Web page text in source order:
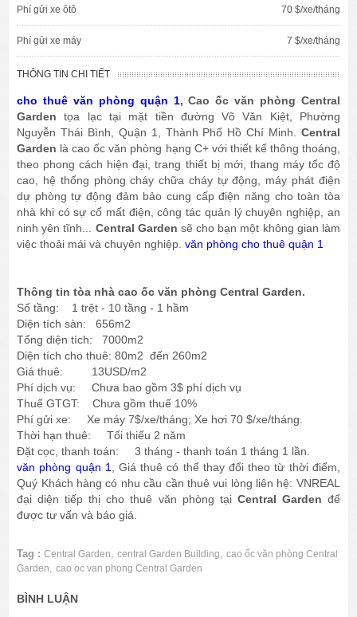
Phí gửi xe ôtô 70 $/xe/tháng
Phí gửi xe máy 7 $/xe/tháng
THÔNG TIN CHI TIẾT
cho thuê văn phòng quận 1, Cao ốc văn phòng Central
Garden tọa lạc tại mặt tiền đường Võ Văn Kiệt, Phường
Nguyễn Thái Bình, Quận 1, Thành Phố Hồ Chí Minh. Central
Garden là cao ốc văn phòng hạng C+ với thiết kế thông thoáng,
theo phong cách hiện đại, trang thiết bị mới, thang máy tốc độ
cao, hệ thống phòng cháy chữa cháy tự động, máy phát điện
dự phòng tự động đảm bảo cung cấp điện năng cho toàn tòa
nhà khi có sự cố mất điện, công tác quản lý chuyên nghiệp, an
ninh yên tĩnh... Central Garden sẽ cho bạn một không gian làm
việc thoải mái và chuyên nghiệp. văn phòng cho thuê quận 1
Thông tin tòa nhà cao ốc văn phòng Central Garden.
Số tầng: 1 trệt - 10 tầng - 1 hầm
Diện tích sàn: 656m2
Tổng diện tích: 7000m2
Diện tích cho thuê: 80m2 đến 260m2
Giá thuê: 13USD/m2
Phí dịch vụ: Chưa bao gồm 3$ phí dịch vụ
Thuế GTGT: Chưa gồm thuế 10%
Phí gửi xe: Xe máy 7$/xe/tháng; Xe hơi 70 $/xe/tháng.
Thời hạn thuê: Tối thiểu 2 năm
Đặt cọc, thanh toán: 3 tháng - thanh toán 1 tháng 1 lần.
văn phòng quận 1
, Giá thuê có thể thay đổi theo từ thời điểm,
Quý Khách hàng có nhu cầu cần thuê vui lòng liên hệ: VNREAL
đại diện tiếp thị cho thuê văn phòng tạiCentral Garden để
được tư vấn và báo giá.
Tag : Central Garden ,central Garden Building ,cao ốc văn phòng Central
Garden
,cao oc van phong Central Garden
BÌNH LUẬN